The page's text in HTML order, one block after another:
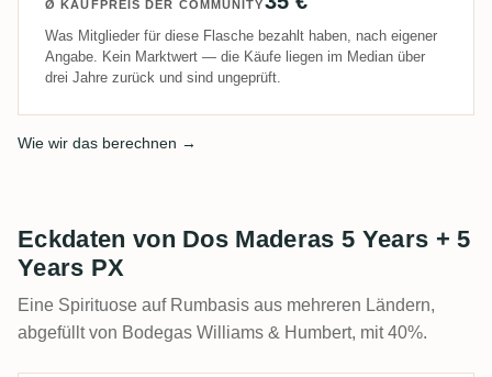
Ø KAUFPREIS DER COMMUNITY
Was Mitglieder für diese Flasche bezahlt haben, nach eigener
Angabe. Kein Marktwert — die Käufe liegen im Median über
drei Jahre zurück und sind ungeprüft.
Wie wir das berechnen →
Eckdaten von Dos Maderas 5 Years + 5
Years PX
Eine Spirituose auf Rumbasis aus mehreren Ländern,
abgefüllt von Bodegas Williams & Humbert, mit 40%.